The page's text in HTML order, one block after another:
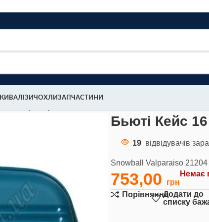
ВАЛІЗИЧОХЛИЗАПЧАСТИНИ
Бьюті Кейс
19 відвідувачів
Snowball Valparaiso 21204
753,00 Немає
ПорівнянняДодати до
списку